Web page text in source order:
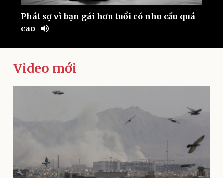
Khởi nghiệp
Giá vàng
Tiêu dùng
Tỷ giá
Phát sợ vì bạn gái hơn tuổi có nhu cầu quá
cao
Video mới